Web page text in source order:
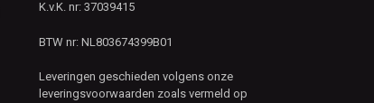
K.v.K. nr: 37039415
BTW nr: NL803674399B01
Leveringen geschieden volgens onze
leveringsvoorwaarden zoals vermeld op